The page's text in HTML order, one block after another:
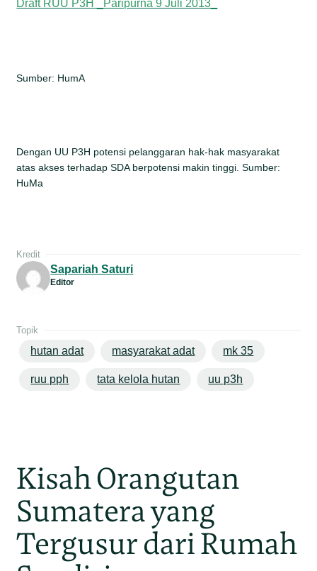
Draft RUU P3H _Paripurna 9 Juli 2013_
Sumber: HumA
Dengan UU P3H potensi pelanggaran hak-hak masyarakat
atas akses terhadap SDA berpotensi makin tinggi. Sumber:
HuMa
Kredit
Sapariah Saturi
Editor
Topik
hutan adat masyarakat adat mk 35
ruu pph tata kelola hutan uu p3h
Kisah Orangutan
Sumatera yang
Tergusur dari Rumah